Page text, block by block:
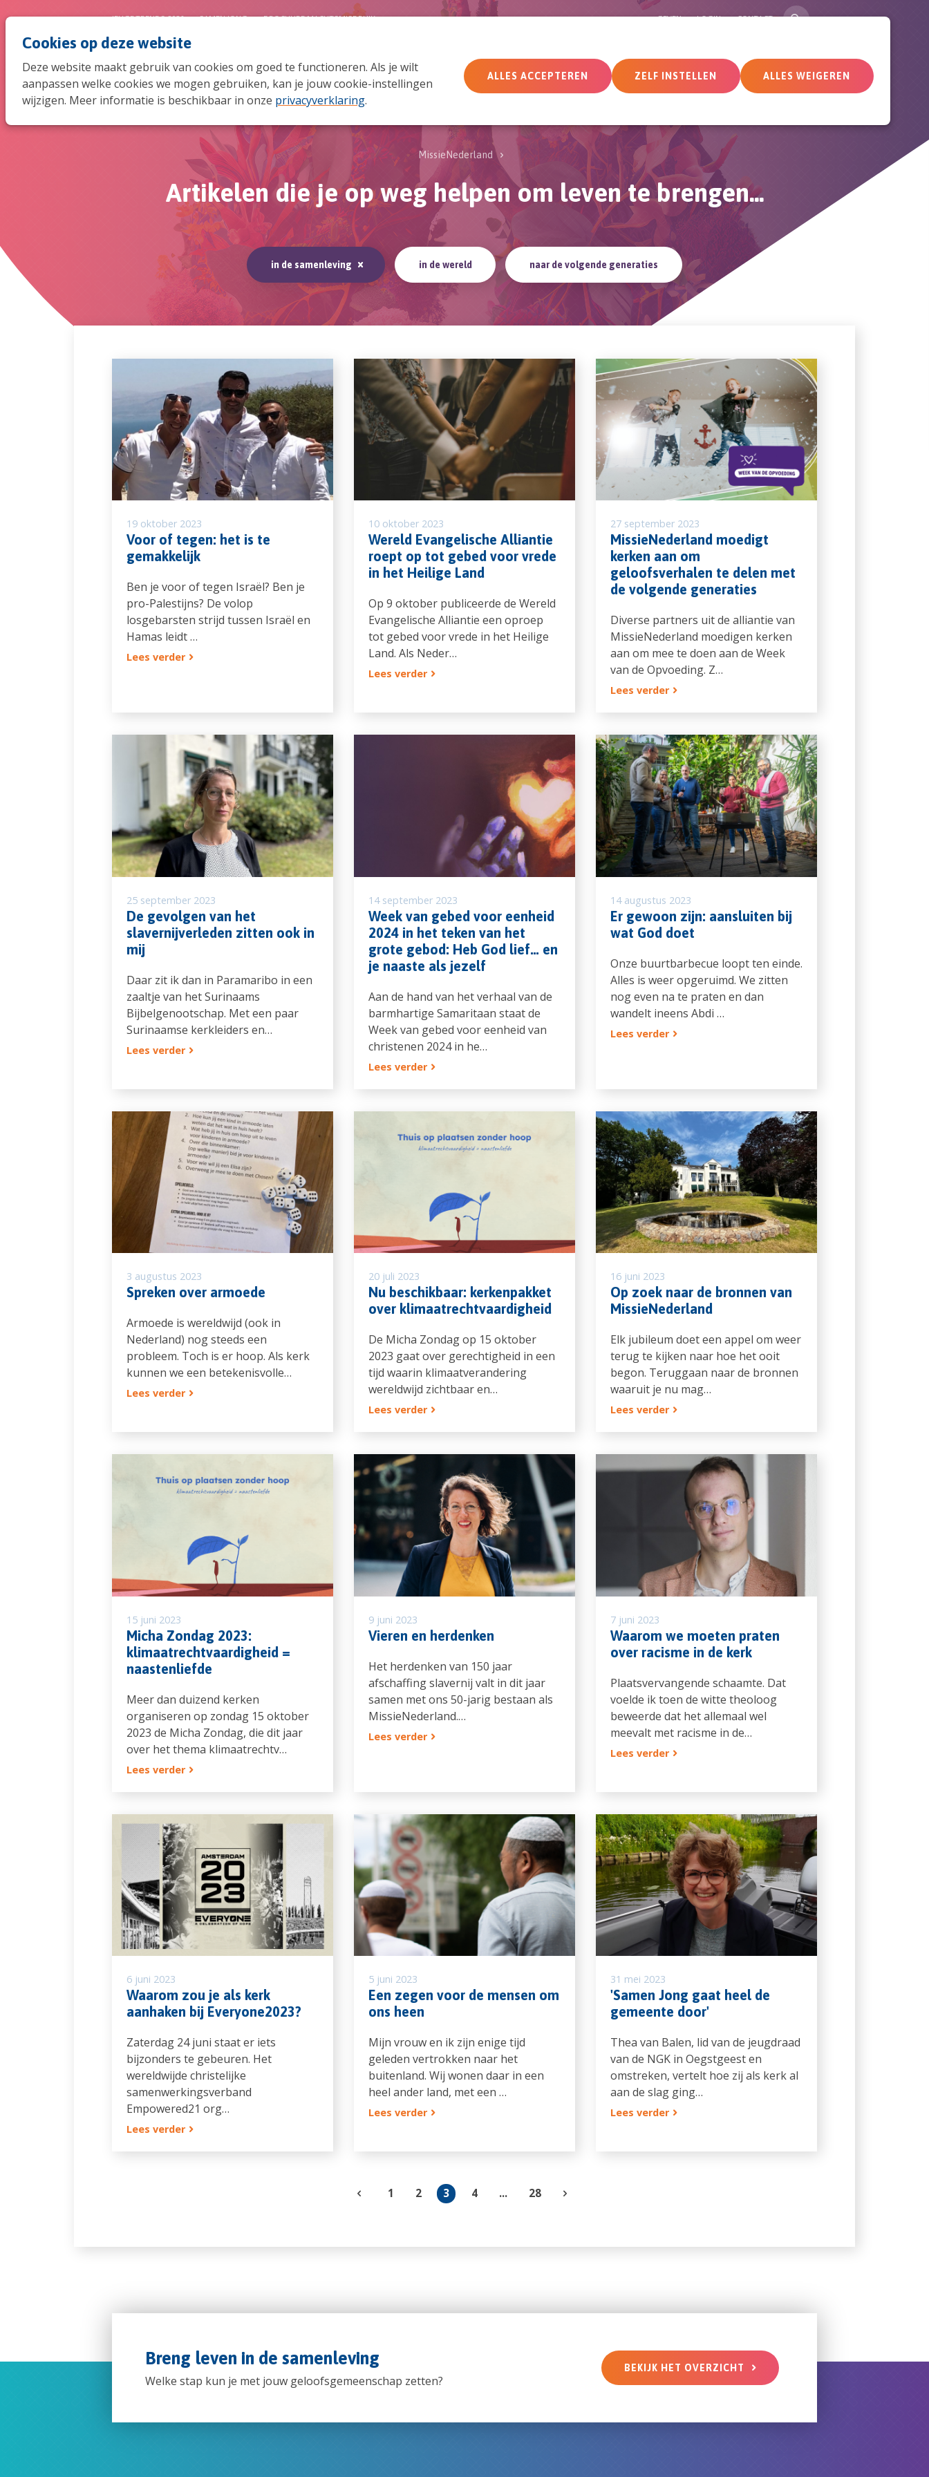
Cookies op deze website
Deze website maakt gebruik van cookies om goed te functioneren. Als je wilt
aanpassen welke cookies we mogen gebruiken, kan je jouw cookie-instellingen
wijzigen. Meer informatie is beschikbaar in onze privacyverklaring.
ALLES ACCEPTEREN ZELF INSTELLEN ALLES WEIGEREN
Wie wij zijn Wat we doen Doe mee Actueel Deelnemersomgeving
JEUGDTRENDS 2026 SAMEN JONG BROCHURE MACHTSMISBRUIK GEVEN LOGIN CONTACT ZOEK
MissieNederland
Artikelen die je op weg helpen om leven te brengen...
in de samenleving in de wereld naar de volgende generaties
19 oktober 2023
Voor of tegen: het is te
gemakkelijk
Ben je voor of tegen Israël? Ben je
pro-Palestijns? De volop
losgebarsten strijd tussen Israël en
Hamas leidt …
Lees verder
10 oktober 2023
Wereld Evangelische Alliantie
roept op tot gebed voor vrede
in het Heilige Land
Op 9 oktober publiceerde de Wereld
Evangelische Alliantie een oproep
tot gebed voor vrede in het Heilige
Land. Als Neder…
Lees verder
27 september 2023
MissieNederland moedigt
kerken aan om
geloofsverhalen te delen met
de volgende generaties
Diverse partners uit de alliantie van
MissieNederland moedigen kerken
aan om mee te doen aan de Week
van de Opvoeding. Z…
Lees verder
25 september 2023
De gevolgen van het
slavernijverleden zitten ook in
mij
Daar zit ik dan in Paramaribo in een
zaaltje van het Surinaams
Bijbelgenootschap. Met een paar
Surinaamse kerkleiders en…
Lees verder
14 september 2023
Week van gebed voor eenheid
2024 in het teken van het
grote gebod: Heb God lief… en
je naaste als jezelf
Aan de hand van het verhaal van de
barmhartige Samaritaan staat de
Week van gebed voor eenheid van
christenen 2024 in he…
Lees verder
14 augustus 2023
Er gewoon zijn: aansluiten bij
wat God doet
Onze buurtbarbecue loopt ten einde.
Alles is weer opgeruimd. We zitten
nog even na te praten en dan
wandelt ineens Abdi …
Lees verder
3 augustus 2023
Spreken over armoede
Armoede is wereldwijd (ook in
Nederland) nog steeds een
probleem. Toch is er hoop. Als kerk
kunnen we een betekenisvolle…
Lees verder
20 juli 2023
Nu beschikbaar: kerkenpakket
over klimaatrechtvaardigheid
De Micha Zondag op 15 oktober
2023 gaat over gerechtigheid in een
tijd waarin klimaatverandering
wereldwijd zichtbaar en…
Lees verder
16 juni 2023
Op zoek naar de bronnen van
MissieNederland
Elk jubileum doet een appel om weer
terug te kijken naar hoe het ooit
begon. Teruggaan naar de bronnen
waaruit je nu mag…
Lees verder
15 juni 2023
Micha Zondag 2023:
klimaatrechtvaardigheid =
naastenliefde
Meer dan duizend kerken
organiseren op zondag 15 oktober
2023 de Micha Zondag, die dit jaar
over het thema klimaatrechtv…
Lees verder
9 juni 2023
Vieren en herdenken
Het herdenken van 150 jaar
afschaffing slavernij valt in dit jaar
samen met ons 50-jarig bestaan als
MissieNederland.…
Lees verder
7 juni 2023
Waarom we moeten praten
over racisme in de kerk
Plaatsvervangende schaamte. Dat
voelde ik toen de witte theoloog
beweerde dat het allemaal wel
meevalt met racisme in de…
Lees verder
6 juni 2023
Waarom zou je als kerk
aanhaken bij Everyone2023?
Zaterdag 24 juni staat er iets
bijzonders te gebeuren. Het
wereldwijde christelijke
samenwerkingsverband
Empowered21 org…
Lees verder
5 juni 2023
Een zegen voor de mensen om
ons heen
Mijn vrouw en ik zijn enige tijd
geleden vertrokken naar het
buitenland. Wij wonen daar in een
heel ander land, met een …
Lees verder
31 mei 2023
'Samen Jong gaat heel de
gemeente door'
Thea van Balen, lid van de jeugdraad
van de NGK in Oegstgeest en
omstreken, vertelt hoe zij als kerk al
aan de slag ging…
Lees verder
1 2 3 4 ... 28
Breng leven in de samenleving
Welke stap kun je met jouw geloofsgemeenschap zetten?
BEKIJK HET OVERZICHT